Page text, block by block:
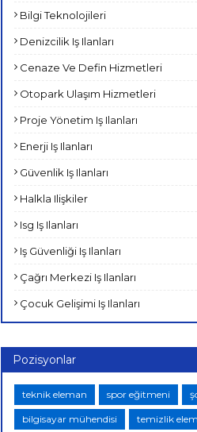
Bilgi Teknolojileri
Denizcilik Iş Ilanları
Cenaze Ve Defin Hizmetleri
Otopark Ulaşım Hizmetleri
Proje Yönetim Iş Ilanları
Enerji Iş Ilanları
Güvenlik Iş Ilanları
Halkla Ilişkiler
Isg Iş Ilanları
Iş Güvenliği Iş Ilanları
Çağrı Merkezi Iş Ilanları
Çocuk Gelişimi Iş Ilanları
Pozisyonlar
teknik eleman spor eğitmeni
bilgisayar mühendisi temizlik